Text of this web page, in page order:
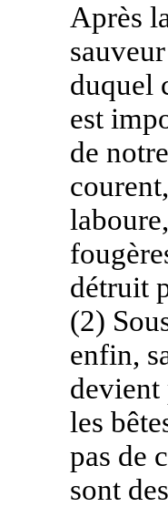
Après
duquel
est
de
détruit
(2)
enfin,
devient
les
pas de
sont